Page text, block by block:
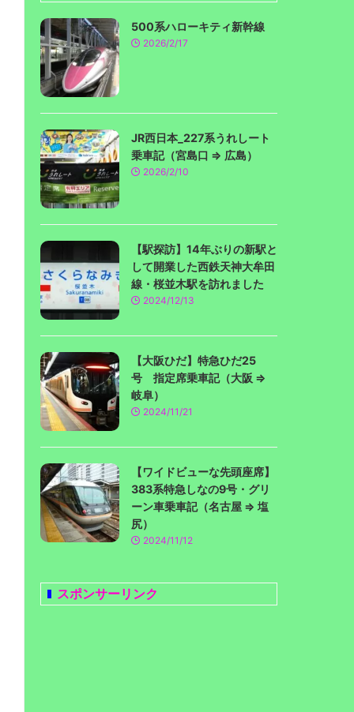
500系ハローキティ新幹線
2026/2/17
JR西日本_227系うれしート
乗車記（宮島口 ⇒ 広島）
2026/2/10
【駅探訪】14年ぶりの新駅と
して開業した西鉄天神大牟田
線・桜並木駅を訪れました
2024/12/13
【大阪ひだ】特急ひだ25
号 指定席乗車記（大阪 ⇒
岐阜）
2024/11/21
【ワイドビューな先頭座席】
383系特急しなの9号・グリ
ーン車乗車記（名古屋 ⇒ 塩
尻）
2024/11/12
スポンサーリンク